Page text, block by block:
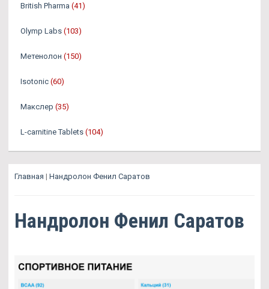
British Pharma (41)
Olymp Labs (103)
Метенолон (150)
Isotonic (60)
Макслер (35)
L-carnitine Tablets (104)
Главная | Нандролон Фенил Саратов
Нандролон Фенил Саратов